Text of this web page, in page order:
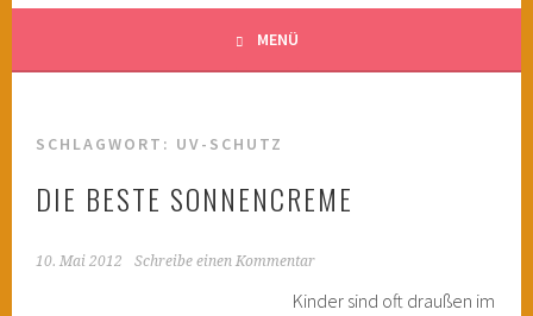
MENÜ
SCHLAGWORT: UV-SCHUTZ
DIE BESTE SONNENCREME
10. Mai 2012 Schreibe einen Kommentar
Kinder sind oft draußen im